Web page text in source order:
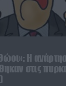
Η
στις